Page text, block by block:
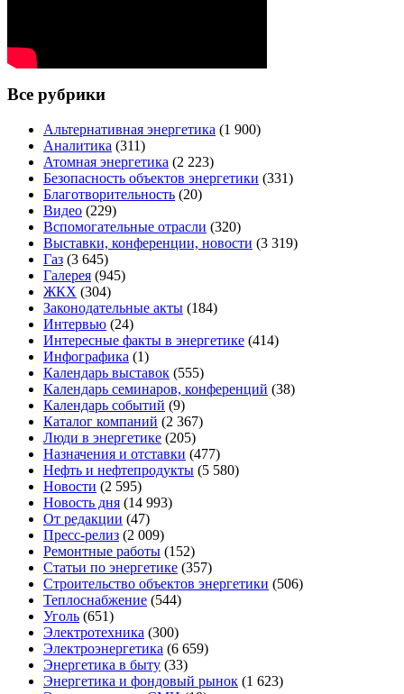
Все рубрики
Альтернативная энергетика (1 900)
Аналитика (311)
Атомная энергетика (2 223)
Безопасность объектов энергетики (331)
Благотворительность (20)
Видео (229)
Вспомогательные отрасли (320)
Выставки, конференции, новости (3 319)
Газ (3 645)
Галерея (945)
ЖКХ (304)
Законодательные акты (184)
Интервью (24)
Интересные факты в энергетике (414)
Инфографика (1)
Календарь выставок (555)
Календарь семинаров, конференций (38)
Календарь событий (9)
Каталог компаний (2 367)
Люди в энергетике (205)
Назначения и отставки (477)
Нефть и нефтепродукты (5 580)
Новости (2 595)
Новость дня (14 993)
От редакции (47)
Пресс-релиз (2 009)
Ремонтные работы (152)
Статьи по энергетике (357)
Строительство объектов энергетики (506)
Теплоснабжение (544)
Уголь (651)
Электротехника (300)
Электроэнергетика (6 659)
Энергетика в быту (33)
Энергетика и фондовый рынок (1 623)